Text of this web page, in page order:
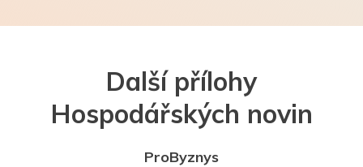
Další přílohy
Hospodářských novin
ProByznys